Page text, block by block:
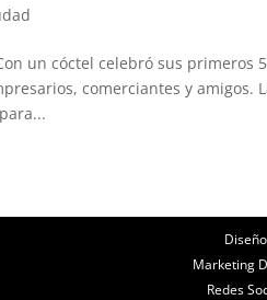
un cóctel celebró sus primeros
comerciantes y amigos.
Marketing
Redes